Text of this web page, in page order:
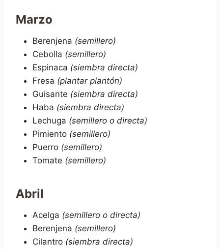
Marzo
Berenjena (semillero)
Cebolla (semillero)
Espinaca (siembra directa)
Fresa (plantar plantón)
Guisante (siembra directa)
Haba (siembra directa)
Lechuga (semillero o directa)
Pimiento (semillero)
Puerro (semillero)
Tomate (semillero)
Abril
Acelga (semillero o directa)
Berenjena (semillero)
Cilantro (siembra directa)